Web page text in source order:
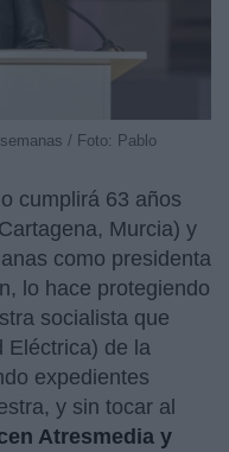
/ Foto: Pablo
cumplirá 63 años
Murcia) y
como presidenta
lo hace protegiendo
socialista que
Eléctrica) de la
expedientes
y sin tocar al
Atresmedia y